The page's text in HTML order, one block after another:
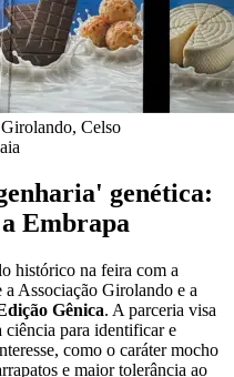
Celso
genética:
Embrapa
histórico na feira com a
Associação Girolando e a
Gênica. A parceria visa
ciência para identificar e
como o caráter mocho
e maior tolerância ao